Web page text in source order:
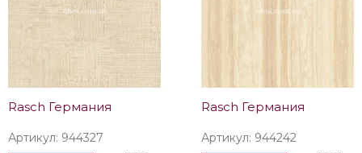
Rasch Германия
Артикул: 944327
Rasch Германия
Артикул: 944242